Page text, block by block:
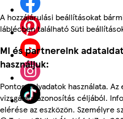
A hozzájárulási beállításokat
láblécben található Süti
Mi és partnereink
használjuk:
Pontos helyadatok használata.
vizsgálata azonosítás céljából.
elérése az eszközön. Személyre